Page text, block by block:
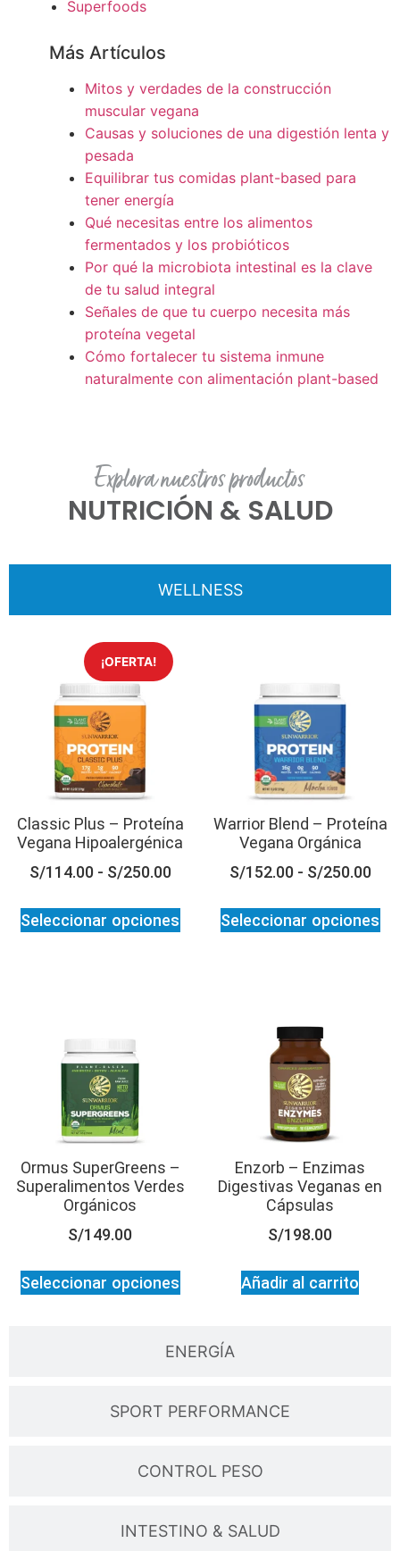
Superfoods
Más Artículos
Mitos y verdades de la construcción
muscular vegana
Causas y soluciones de una digestión lenta y
pesada
Equilibrar tus comidas plant-based para
tener energía
Qué necesitas entre los alimentos
fermentados y los probióticos
Por qué la microbiota intestinal es la clave
de tu salud integral
Señales de que tu cuerpo necesita más
proteína vegetal
Cómo fortalecer tu sistema inmune
naturalmente con alimentación plant-based
Explora nuestros productos
NUTRICIÓN & SALUD
WELLNESS
ENERGÍA
SPORT PERFORMANCE
CONTROL PESO
INTESTINO & SALUD
¡OFERTA!
Classic Plus – Proteína
Vegana Hipoalergénica
S/114.00 - S/250.00
Seleccionar opciones
Warrior Blend – Proteína
Vegana Orgánica
S/152.00 - S/250.00
Seleccionar opciones
Ormus SuperGreens –
Superalimentos Verdes
Orgánicos
S/149.00
Seleccionar opciones
Enzorb – Enzimas
Digestivas Veganas en
Cápsulas
S/198.00
Añadir al carrito